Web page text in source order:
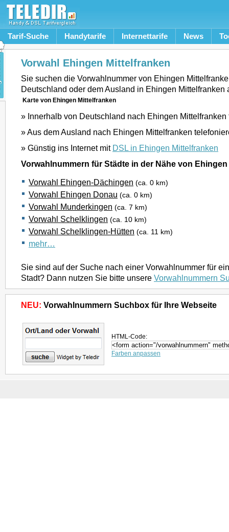
Tarif-Suche Handytarife Internettarife News
Vorwahl Ehingen Mittelfranken
Sie suchen die Vorwahlnummer von Ehingen
Deutschland oder dem Ausland in Ehingen Mittelfranken
Karte von Ehingen Mittelfranken
» Innerhalb von Deutschland nach Ehingen
» Aus dem Ausland nach Ehingen Mittelfranken
» Günstig ins Internet mit DSL in Ehingen Mittelfranken
Vorwahlnummern für Städte in der Nähe von
Vorwahl Ehingen-Dächingen (ca. 0 km)
Vorwahl Ehingen Donau (ca. 0 km)
Vorwahl Munderkingen (ca. 7 km)
Vorwahl Schelklingen (ca. 10 km)
Vorwahl Schelklingen-Hütten (ca. 11 km)
mehr…
Sie sind auf der Suche nach einer Vorwahlnummer für
Stadt? Dann nutzen Sie bitte unsere Vorwahlnummern
NEU: Vorwahlnummern Suchbox für Ihre Webseite
HTML-Code:
Farben anpassen